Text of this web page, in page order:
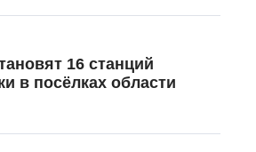
16 станций
в посёлках области